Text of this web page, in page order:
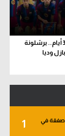
قبل الأهلي ب 3 أيام.. برشلونة
وديا
1
صفقة في